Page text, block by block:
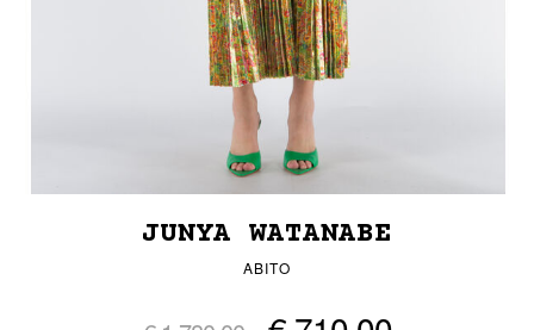
JUNYA WATANABE
ABITO